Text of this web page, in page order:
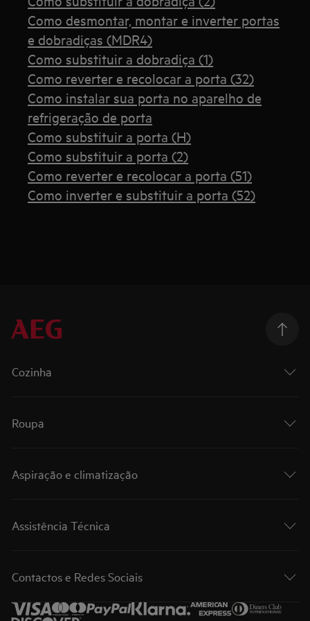
Como desmontar, montar e inverter portas
e dobradiças (MDR4)
Como substituir a dobradiça (1)
Como reverter e recolocar a porta (32)
Como instalar sua porta no aparelho de
refrigeração de porta
Como substituir a porta (H)
Como substituir a porta (2)
Como reverter e recolocar a porta (51)
Como inverter e substituir a porta (52)
Cozinha
Roupa
Aspiração e climatização
Assistência Técnica
Contactos e Redes Sociais